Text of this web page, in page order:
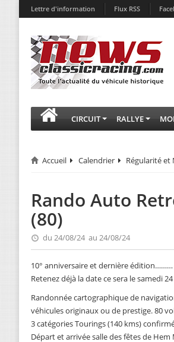
Lettre d'information Flux RSS
CIRCUIT RALLYE
Accueil Calendrier Régularité et
Rando Auto
(80)
du 24/08/24 au 24/08/24
10° anniversaire et dernière édition………
Retenez déjà la date ce sera le samedi
Randonnée cartographique de
véhicules originaux ou de prestige. 80
3 catégories Tourings (140 kms)
Départ et arrivée salle des fêtes de Hem